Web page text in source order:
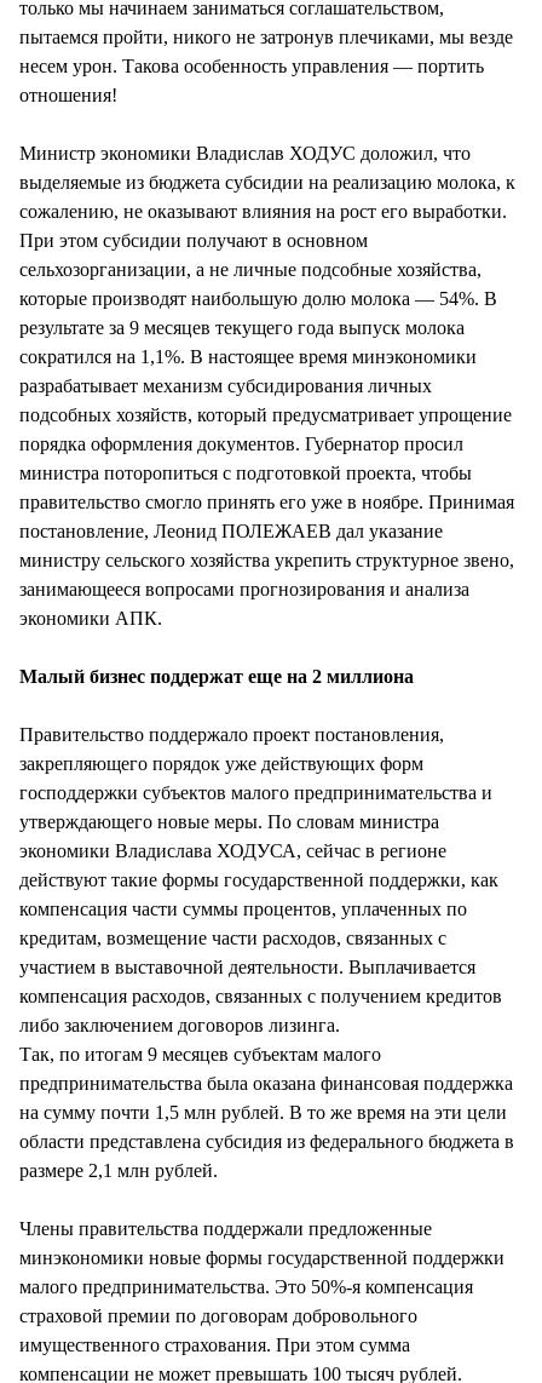
только мы начинаем заниматься соглашательством,
пытаемся пройти, никого не затронув плечиками, мы везде
несем урон. Такова особенность управления — портить
отношения!
Министр экономики Владислав ХОДУС доложил, что
выделяемые из бюджета субсидии на реализацию молока, к
сожалению, не оказывают влияния на рост его выработки.
При этом субсидии получают в основном
сельхозорганизации, а не личные подсобные хозяйства,
которые производят наибольшую долю молока — 54%. В
результате за 9 месяцев текущего года выпуск молока
сократился на 1,1%. В настоящее время минэкономики
разрабатывает механизм субсидирования личных
подсобных хозяйств, который предусматривает упрощение
порядка оформления документов. Губернатор просил
министра поторопиться с подготовкой проекта, чтобы
правительство смогло принять его уже в ноябре. Принимая
постановление, Леонид ПОЛЕЖАЕВ дал указание
министру сельского хозяйства укрепить структурное звено,
занимающееся вопросами прогнозирования и анализа
экономики АПК.
Малый бизнес поддержат еще на 2 миллиона
Правительство поддержало проект постановления,
закрепляющего порядок уже действующих форм
господдержки субъектов малого предпринимательства и
утверждающего новые меры. По словам министра
экономики Владислава ХОДУСА, сейчас в регионе
действуют такие формы государственной поддержки, как
компенсация части суммы процентов, уплаченных по
кредитам, возмещение части расходов, связанных с
участием в выставочной деятельности. Выплачивается
компенсация расходов, связанных с получением кредитов
либо заключением договоров лизинга.
Так, по итогам 9 месяцев субъектам малого
предпринимательства была оказана финансовая поддержка
на сумму почти 1,5 млн рублей. В то же время на эти цели
области представлена субсидия из федерального бюджета в
размере 2,1 млн рублей.
Члены правительства поддержали предложенные
минэкономики новые формы государственной поддержки
малого предпринимательства. Это 50%-я компенсация
страховой премии по договорам добровольного
имущественного страхования. При этом сумма
компенсации не может превышать 100 тысяч рублей.